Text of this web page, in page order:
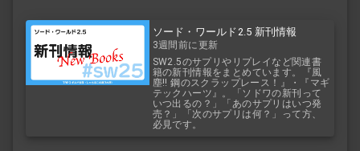
ソード・ワールド2.5 新刊情報
3週間前に更新
SW2.5のサプリやリプレイなど関連書
籍の新刊情報をまとめています。『風
塵!! 鋼のスクラップレース！』・『マギ
テックハーツ』。「ソドワの新刊って
いつ出るの？」「あのサプリはいつ発
売？」「次のサプリは何？」って方、
必見です。